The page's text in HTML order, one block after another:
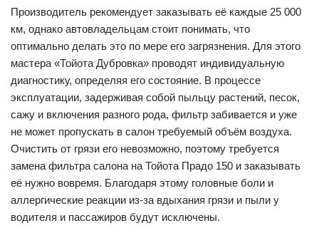
Производитель рекомендует заказывать её каждые 25 000
км, однако автовладельцам стоит понимать, что
оптимально делать это по мере его загрязнения. Для этого
мастера «Тойота Дубровка» проводят индивидуальную
диагностику, определяя его состояние. В процессе
эксплуатации, задерживая собой пыльцу растений, песок,
сажу и включения разного рода, фильтр забивается и уже
не может пропускать в салон требуемый объём воздуха.
Очистить от грязи его невозможно, поэтому требуется
замена фильтра салона на Тойота Прадо 150 и заказывать
её нужно вовремя. Благодаря этому головные боли и
аллергические реакции из-за вдыхания грязи и пыли у
водителя и пассажиров будут исключены.